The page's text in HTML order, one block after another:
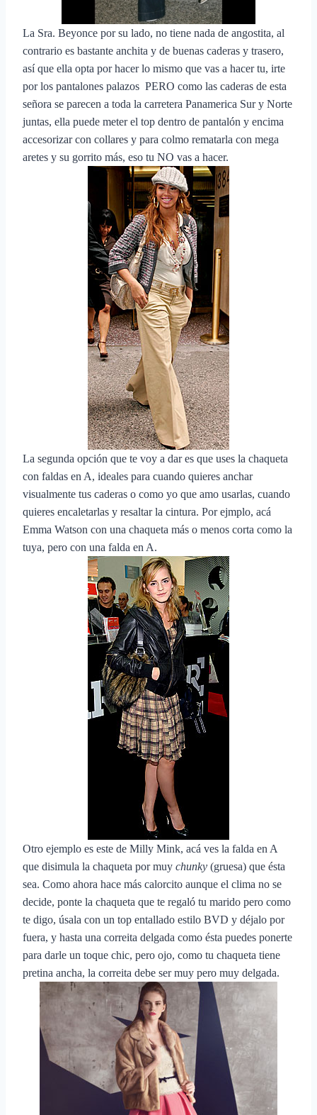
La Sra. Beyonce por su lado, no tiene nada de angostita, al
contrario es bastante anchita y de buenas caderas y trasero,
así que ella opta por hacer lo mismo que vas a hacer tu, irte
por los pantalones palazos PERO como las caderas de esta
señora se parecen a toda la carretera Panamerica Sur y Norte
juntas, ella puede meter el top dentro de pantalón y encima
accesorizar con collares y para colmo rematarla con mega
aretes y su gorrito más, eso tu NO vas a hacer.
La segunda opción que te voy a dar es que uses la chaqueta
con faldas en A, ideales para cuando quieres anchar
visualmente tus caderas o como yo que amo usarlas, cuando
quieres encaletarlas y resaltar la cintura. Por ejmplo, acá
Emma Watson con una chaqueta más o menos corta como la
tuya, pero con una falda en A.
Otro ejemplo es este de Milly Mink, acá ves la falda en A
que disimula la chaqueta por muy chunky (gruesa) que ésta
sea. Como ahora hace más calorcito aunque el clima no se
decide, ponte la chaqueta que te regaló tu marido pero como
te digo, úsala con un top entallado estilo BVD y déjalo por
fuera, y hasta una correita delgada como ésta puedes ponerte
para darle un toque chic, pero ojo, como tu chaqueta tiene
pretina ancha, la correita debe ser muy pero muy delgada.